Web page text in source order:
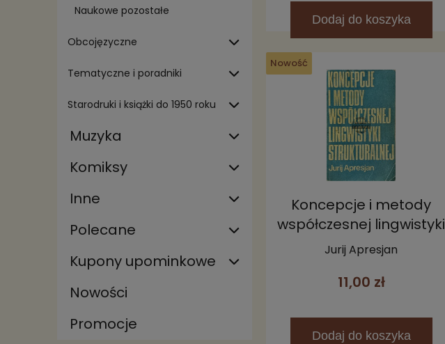
Naukowe pozostałe
Obcojęzyczne
Tematyczne i poradniki
Starodruki i książki do 1950 roku
Muzyka
Komiksy
Inne
Polecane
Kupony upominkowe
Nowości
Promocje
Dodaj do koszyka
Koncepcje i metody
współczesnej lingwistyki
strukturalnej
Jurij Apresjan
11,00 zł
Dodaj do koszyka
Nowość